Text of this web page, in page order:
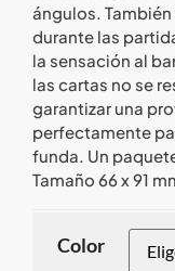
ángulos.
durante las
la sensación al
las cartas no se
garantizar una
perfectamente
funda. Un
Tamaño 66 x 91
Color